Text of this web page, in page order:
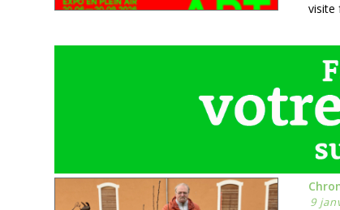
visite
9